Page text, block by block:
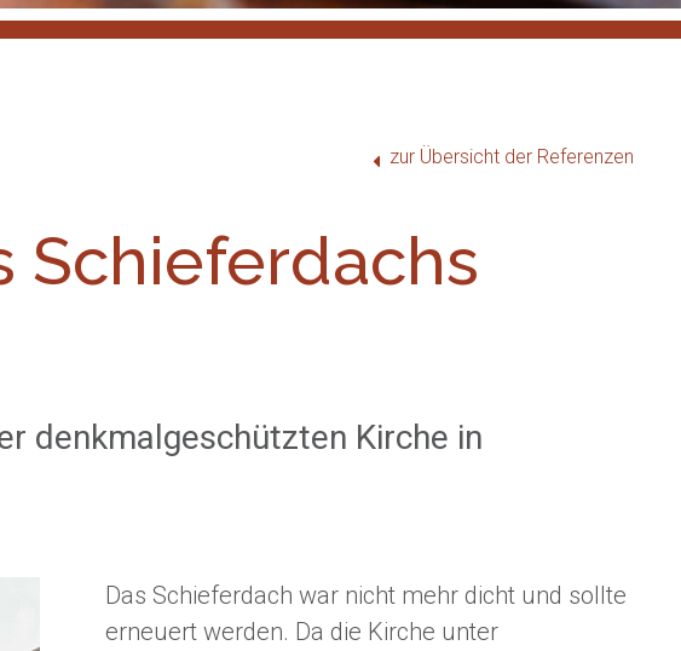
zur Übersicht der Referenzen
Schieferdachs
denkmalgeschützten Kirche in
Das Schieferdach war nicht mehr dicht und sollte
erneuert werden. Da die Kirche unter